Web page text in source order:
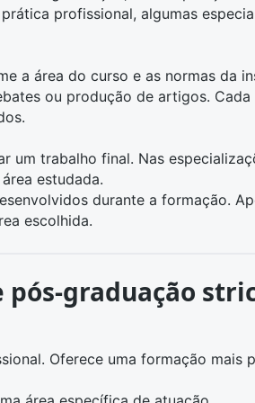
profissional, algumas
a área do curso e as normas da
ou produção de artigos.
um trabalho final. Nas
estudada.
durante a formação.
escolhida.
graduação
Oferece uma formação